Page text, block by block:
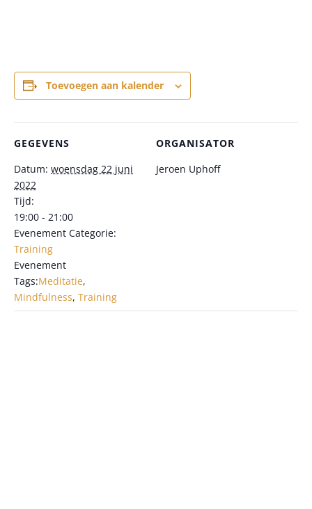
Toevoegen aan kalender
GEGEVENS
Datum: woensdag 22 juni
2022
Tijd:
19:00 - 21:00
Evenement Categorie:
Training
Evenement
Tags:Meditatie,
Mindfulness, Training
ORGANISATOR
Jeroen Uphoff